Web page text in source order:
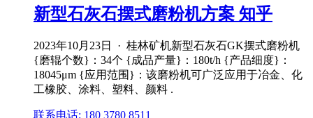
新型石灰石摆式磨粉机方案 知乎
2023年10月23日 · 桂林矿机新型石灰石GK摆式磨粉机
{磨辊个数}：34个 {成品产量}：180t/h {产品细度}：
18045μm {应用范围}：该磨粉机可广泛应用于冶金、化
工橡胶、涂料、塑料、颜料 .
联系电话: 180 3780 8511